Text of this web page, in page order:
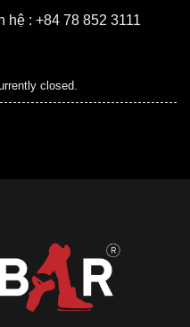
hệ : +84 78 852 3111
closed.